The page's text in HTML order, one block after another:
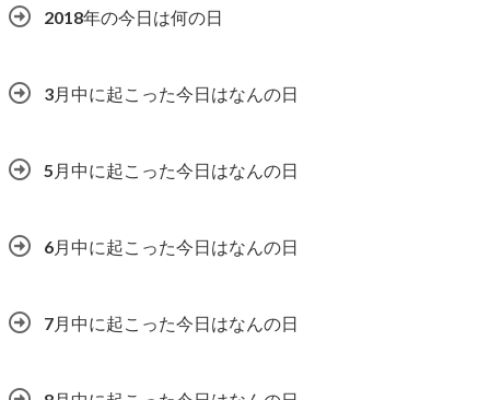
2018年の今日は何の日
3月中に起こった今日はなんの日
5月中に起こった今日はなんの日
6月中に起こった今日はなんの日
7月中に起こった今日はなんの日